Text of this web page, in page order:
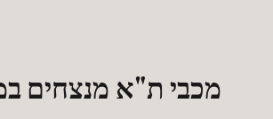
מכבי ת"א מנצחים